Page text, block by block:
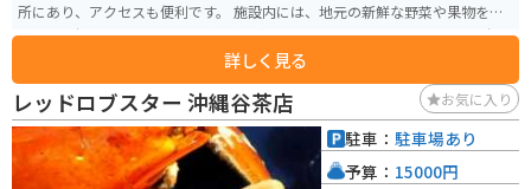
所にあり、アクセスも便利です。 施設内には、地元の新鮮な野菜や果物をは
じめ、沖縄の特産品やお土産が豊富に揃っています。レストランでは、沖縄
そばなどの沖縄料理や、地元の食材を使った料理を楽しむことができます。
また、道の駅に隣接して、野球場や多目的広場などのスポーツ施設を備えた
「ぎのざ運動公園」があります。 ツーリングの休憩場所としても最適な場所
で、沖縄の自然を感じながら、地元の美味しいものを楽しんでみてはいかが
でしょうか。バイクで訪れる場合、道の駅には広い駐車場が完備されている
ので安心です。 宜野座村は、パイナップルやマンゴーなどの果物の産地とし
詳しく見る
レッドロブスター 沖縄谷茶店 お気に入り
駐車： 駐車場あり
予算： 15000円